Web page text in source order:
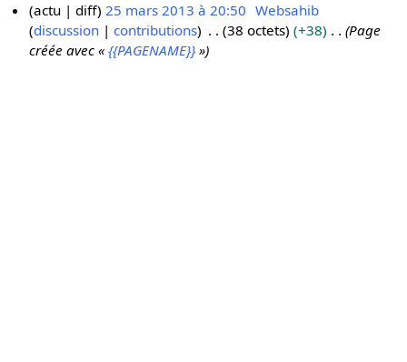
actu diff 25 mars 2013 à 20:50 Websahib
discussion
contributions 38 octets +38
Page
créée avec «{{PAGENAME}}»